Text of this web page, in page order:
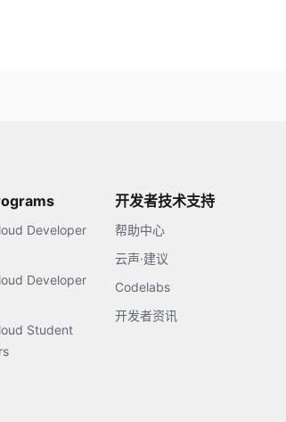
Developer
Developer
Student
开发者技术支持
帮助中心
云声·建议
Codelabs
开发者资讯